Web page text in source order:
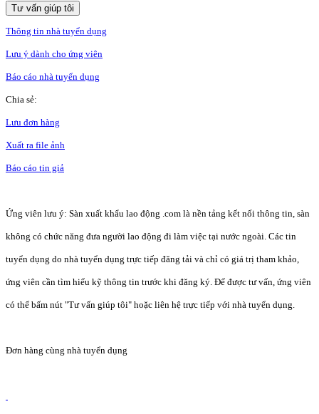
Tư vấn giúp tôi
Thông tin nhà tuyển dụng
Lưu ý dành cho ứng viên
Báo cáo nhà tuyển dụng
Chia sẻ:
Lưu đơn hàng
Xuất ra file ảnh
Báo cáo tin giả
Ứng viên lưu ý: Sàn xuất khẩu lao động .com là nền tảng kết nối thông tin, sàn
không có chức năng đưa người lao động đi làm việc tại nước ngoài. Các tin
tuyển dụng do nhà tuyển dụng trực tiếp đăng tải và chỉ có giá trị tham khảo,
ứng viên cần tìm hiểu kỹ thông tin trước khi đăng ký. Để được tư vấn, ứng viên
có thể bấm nút "Tư vấn giúp tôi" hoặc liên hệ trực tiếp với nhà tuyển dụng.
Đơn hàng cùng nhà tuyển dụng